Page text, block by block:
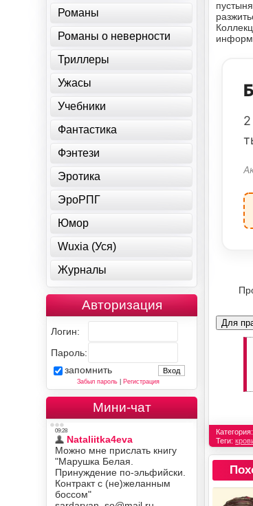
Для
Теги:
Романы
Романы о неверности
Триллеры
Ужасы
Учебники
Фантастика
Фэнтези
Эротика
ЭроРПГ
Юмор
Wuxia (Уся)
Журналы
Авторизация
Логин:
Пароль:
запомнить
Забыл пароль| Регистрация
Мини-чат